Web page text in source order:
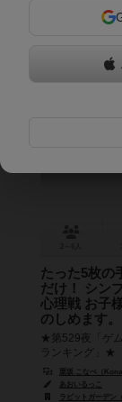
たった5枚の
だけ！ シン
心理戦 お子
のしめます。
★第529夜「ゲ
ランキング」★
http://
★...
栗坂 こなべ（
あおいるっこ
ラビットガーデン